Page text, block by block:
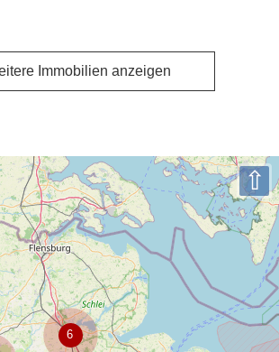
Immobilien anzeigen
⇧